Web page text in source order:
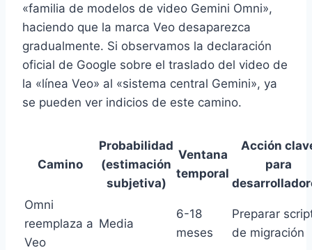
«familia de modelos de video Gemini Omni»,
haciendo que la marca Veo desaparezca
gradualmente. Si observamos la declaración
oficial de Google sobre el traslado del video de
la «línea Veo» al «sistema central Gemini», ya
se pueden ver indicios de este camino.
Camino
Probabilidad
(estimación
subjetiva)
Ventana
temporal
Acción
para
Omni
reemplaza a
Veo
Media
6-18
meses
Preparar
de migración